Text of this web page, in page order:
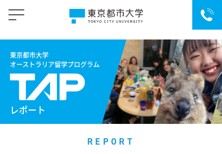
東京都市大学
オーストラリア留学プログラム
レポート
REPORT